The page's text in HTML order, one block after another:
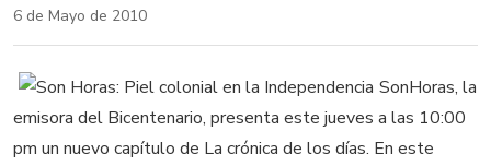
6 de Mayo de 2010
SonHoras, la
emisora del Bicentenario, presenta este jueves a las 10:00
pm un nuevo capítulo de La crónica de los días. En este